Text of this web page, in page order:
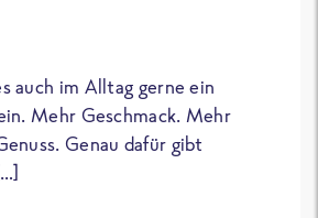
auch im Alltag gerne ein
Mehr Geschmack. Mehr
Genau dafür gibt